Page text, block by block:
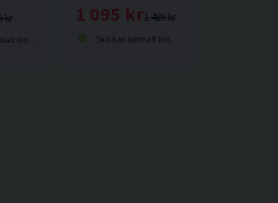
kr
1-3 dagar
1 489 kr
1 095 kr
Skickas normalt inom 1-3 dagar